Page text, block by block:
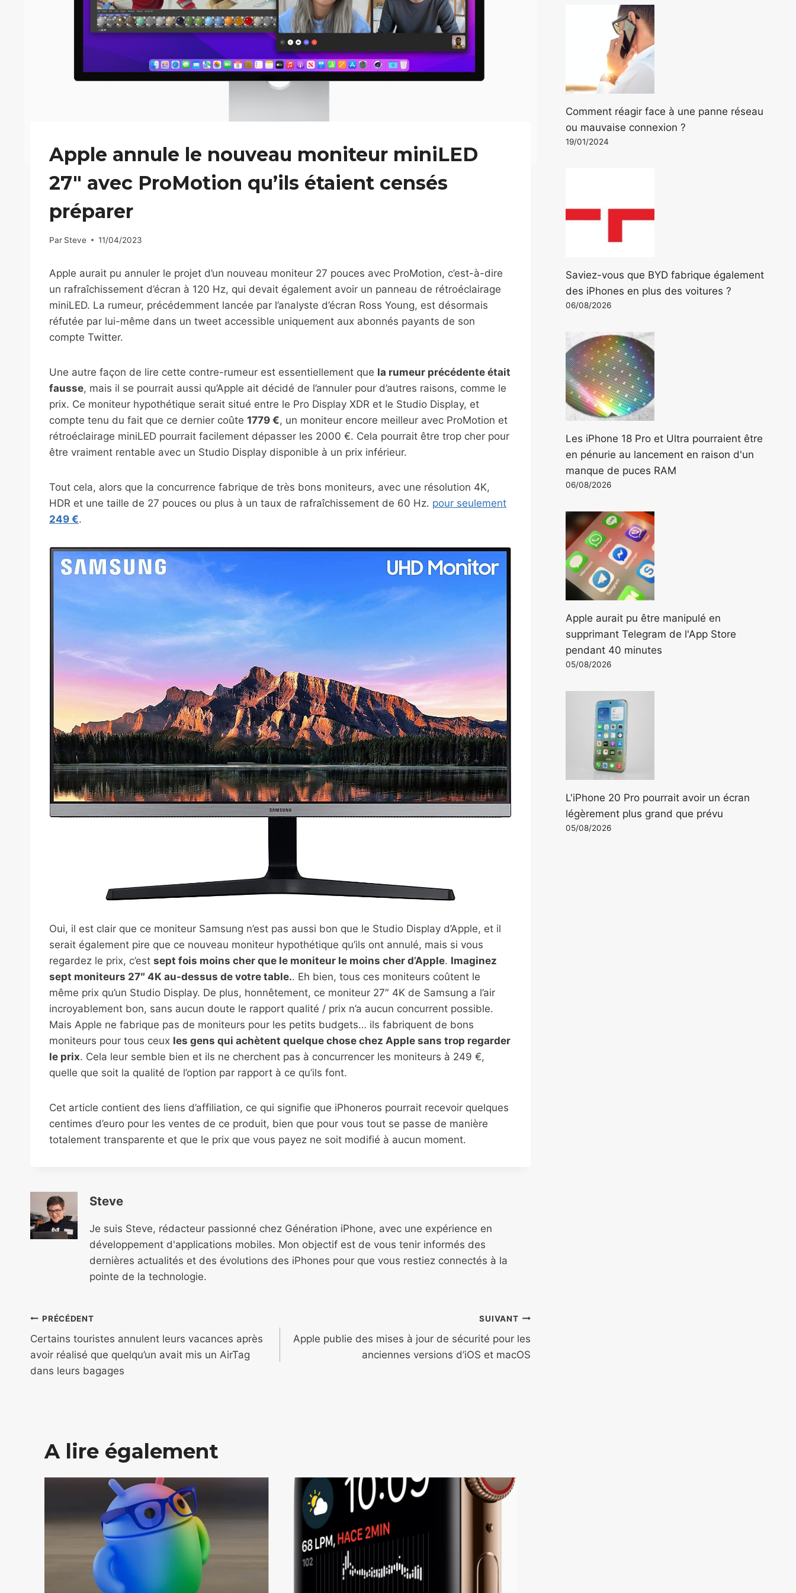
Apple annule le nouveau moniteur miniLED
27″ avec ProMotion qu’ils étaient censés
préparer
Par Steve 11/04/2023
Apple aurait pu annuler le projet d’un nouveau moniteur 27 pouces avec ProMotion, c’est-à-dire
un rafraîchissement d’écran à 120 Hz, qui devait également avoir un panneau de rétroéclairage
miniLED. La rumeur, précédemment lancée par l’analyste d’écran Ross Young, est désormais
réfutée par lui-même dans un tweet accessible uniquement aux abonnés payants de son
compte Twitter.
Une autre façon de lire cette contre-rumeur est essentiellement que la rumeur précédente était
fausse, mais il se pourrait aussi qu’Apple ait décidé de l’annuler pour d’autres raisons, comme le
prix. Ce moniteur hypothétique serait situé entre le Pro Display XDR et le Studio Display, et
compte tenu du fait que ce dernier coûte 1779 €, un moniteur encore meilleur avec ProMotion et
rétroéclairage miniLED pourrait facilement dépasser les 2000 €. Cela pourrait être trop cher pour
être vraiment rentable avec un Studio Display disponible à un prix inférieur.
Tout cela, alors que la concurrence fabrique de très bons moniteurs, avec une résolution 4K,
HDR et une taille de 27 pouces ou plus à un taux de rafraîchissement de 60 Hz. pour seulement
249 €.
Oui, il est clair que ce moniteur Samsung n’est pas aussi bon que le Studio Display d’Apple, et il
serait également pire que ce nouveau moniteur hypothétique qu’ils ont annulé, mais si vous
regardez le prix, c’est sept fois moins cher que le moniteur le moins cher d’Apple. Imaginez
sept moniteurs 27″ 4K au-dessus de votre table.. Eh bien, tous ces moniteurs coûtent le
même prix qu’un Studio Display. De plus, honnêtement, ce moniteur 27″ 4K de Samsung a l’air
incroyablement bon, sans aucun doute le rapport qualité / prix n’a aucun concurrent possible.
Mais Apple ne fabrique pas de moniteurs pour les petits budgets… ils fabriquent de bons
moniteurs pour tous ceux les gens qui achètent quelque chose chez Apple sans trop regarder
le prix. Cela leur semble bien et ils ne cherchent pas à concurrencer les moniteurs à 249 €,
quelle que soit la qualité de l’option par rapport à ce qu’ils font.
Cet article contient des liens d’affiliation, ce qui signifie que iPhoneros pourrait recevoir quelques
centimes d’euro pour les ventes de ce produit, bien que pour vous tout se passe de manière
totalement transparente et que le prix que vous payez ne soit modifié à aucun moment.
Steve
Je suis Steve, rédacteur passionné chez Génération iPhone, avec une expérience en
développement d'applications mobiles. Mon objectif est de vous tenir informés des
dernières actualités et des évolutions des iPhones pour que vous restiez connectés à la
pointe de la technologie.
Navigation
de
l’article
PRÉCÉDENT
Certains touristes annulent leurs vacances après
avoir réalisé que quelqu’un avait mis un AirTag
dans leurs bagages
SUIVANT
Apple publie des mises à jour de sécurité pour les
anciennes versions d’iOS et macOS
A lire également
Comment réagir face à une panne réseau
ou mauvaise connexion ?
19/01/2024
Saviez-vous que BYD fabrique également
des iPhones en plus des voitures ?
06/08/2026
Les iPhone 18 Pro et Ultra pourraient être
en pénurie au lancement en raison d'un
manque de puces RAM
06/08/2026
Apple aurait pu être manipulé en
supprimant Telegram de l'App Store
pendant 40 minutes
05/08/2026
L'iPhone 20 Pro pourrait avoir un écran
légèrement plus grand que prévu
05/08/2026